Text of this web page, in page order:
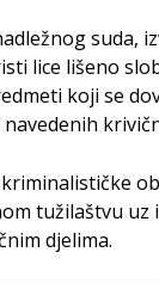
suda,
lice lišeno
koji se
tužilaštvu uz
djelima.